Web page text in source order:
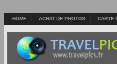
HOME ACHAT DE PHOTOS CARTE